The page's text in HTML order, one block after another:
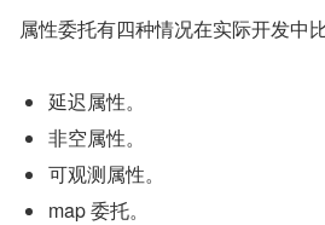
属性委托有四种情况在实际开发中
延迟属性。
非空属性。
可观测属性。
map 委托。